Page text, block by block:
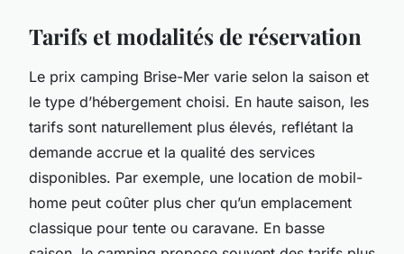
Tarifs et modalités de réservation
Le prix camping Brise-Mer varie selon la saison et
le type d’hébergement choisi. En haute saison, les
tarifs sont naturellement plus élevés, reflétant la
demande accrue et la qualité des services
disponibles. Par exemple, une location de mobil-
home peut coûter plus cher qu’un emplacement
classique pour tente ou caravane. En basse